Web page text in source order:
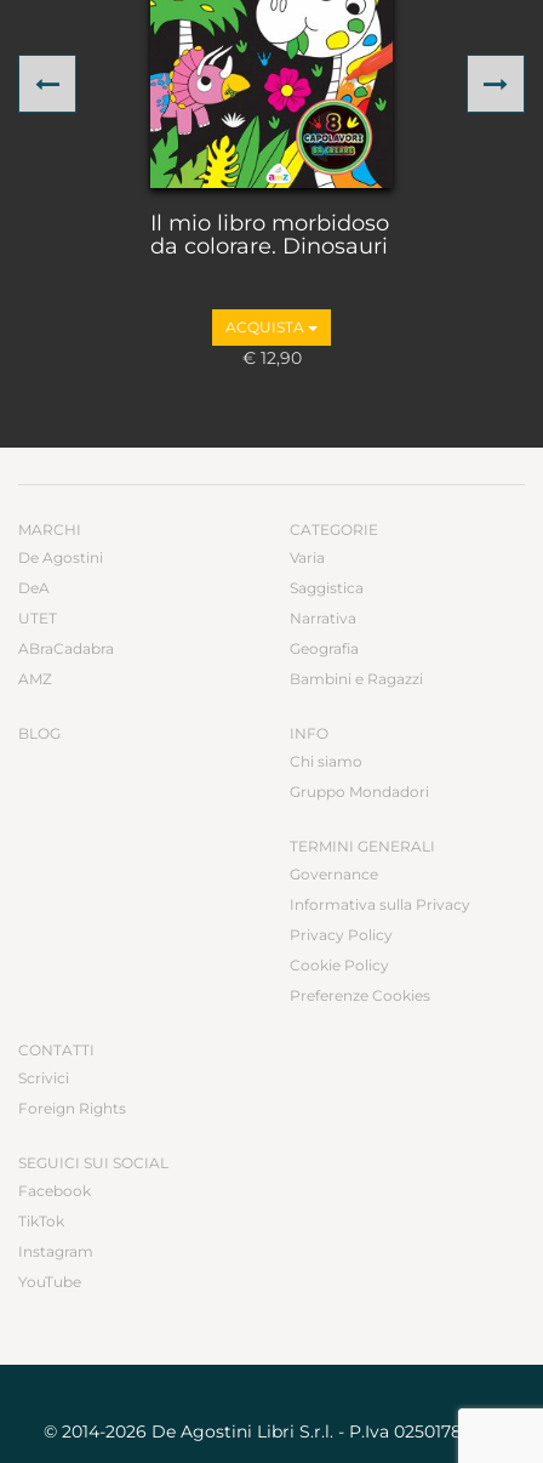
Il mio libro morbidoso
da colorare. Dinosauri
ACQUISTA
€ 12,90
Previous
MARCHI
De Agostini
DeA
UTET
ABraCadabra
AMZ
BLOG
CATEGORIE
Varia
Saggistica
Narrativa
Geografia
Bambini e Ragazzi
INFO
Chi siamo
Gruppo Mondadori
TERMINI GENERALI
Governance
Informativa sulla Privacy
Privacy Policy
Cookie Policy
Preferenze Cookies
CONTATTI
Scrivici
Foreign Rights
SEGUICI SUI SOCIAL
Facebook
TikTok
Instagram
YouTube
© 2014-2026 De Agostini Libri S.r.l. - P.Iva 02501780031